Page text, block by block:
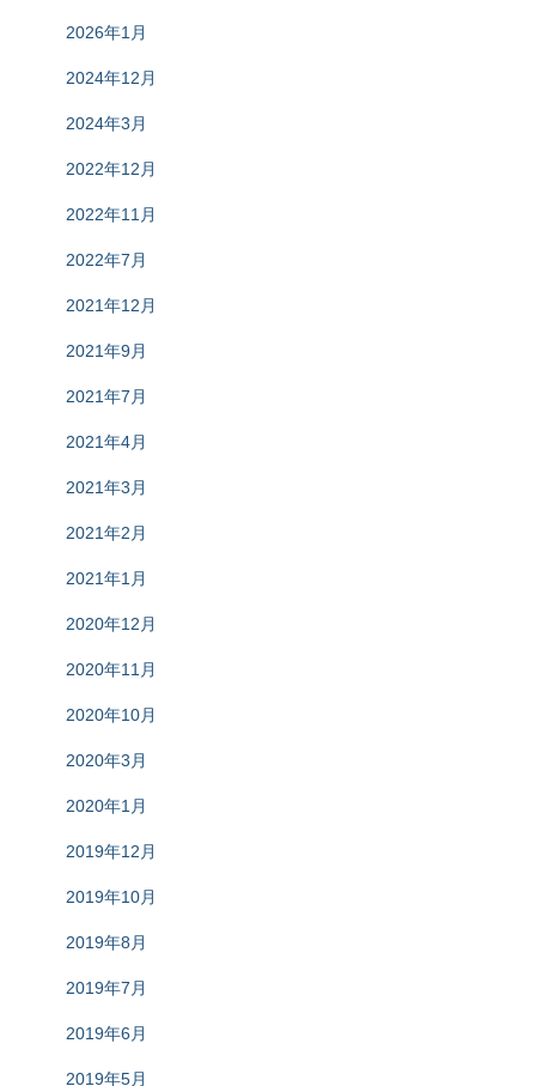
2026年1月
2024年12月
2024年3月
2022年12月
2022年11月
2022年7月
2021年12月
2021年9月
2021年7月
2021年4月
2021年3月
2021年2月
2021年1月
2020年12月
2020年11月
2020年10月
2020年3月
2020年1月
2019年12月
2019年10月
2019年8月
2019年7月
2019年6月
2019年5月